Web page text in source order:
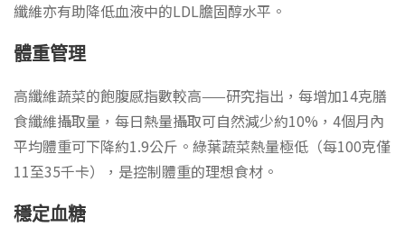
纖維亦有助降低血液中的LDL膽固醇水平。
體重管理
高纖維蔬菜的飽腹感指數較高——研究指出，每增加14克膳
食纖維攝取量，每日熱量攝取可自然減少約10%，4個月內
平均體重可下降約1.9公斤。綠葉蔬菜熱量極低（每100克僅
11至35千卡），是控制體重的理想食材。
穩定血糖